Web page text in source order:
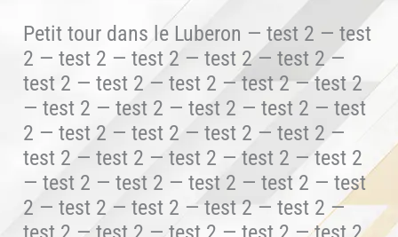
Petit tour dans le Luberon — test 2 — test
2 — test 2 — test 2 — test 2 — test 2 —
test 2 — test 2 — test 2 — test 2 — test 2
— test 2 — test 2 — test 2 — test 2 — test
2 — test 2 — test 2 — test 2 — test 2 —
test 2 — test 2 — test 2 — test 2 — test 2
— test 2 — test 2 — test 2 — test 2 — test
2 — test 2 — test 2 — test 2 — test 2 —